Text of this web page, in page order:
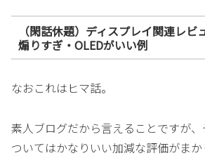
（閑話休題）ディスプレイ関連レビ
煽りすぎ・OLEDがいい例
なおこれはヒマ話。
素人ブログだから言えることですが
ついてはかなりいい加減な評価がま